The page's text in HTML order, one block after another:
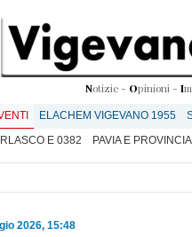
Notizie - Opinioni - I
ELACHEM VIGEVANO 1955
E 0382 PAVIA E PROVINCIA
2026, 15:48